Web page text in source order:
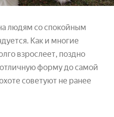
людям со спокойным
Как и многие
взрослеет, поздно
отличную форму до самой
советуют не ранее